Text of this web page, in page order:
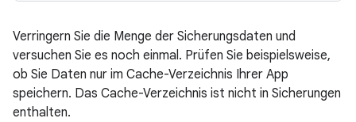
Verringern Sie die Menge der Sicherungsdaten und
versuchen Sie es noch einmal. Prüfen Sie beispielsweise,
ob Sie Daten nur im Cache-Verzeichnis Ihrer App
speichern. Das Cache-Verzeichnis ist nicht in Sicherungen
enthalten.